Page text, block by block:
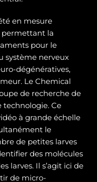
en mesure
permettant la
pour le
système nerveux
dégénératives,
Le Chemical
de recherche de
technologie. Ce
à grande échelle
le
de petites larves
des molécules
larves. Il s’agit ici de
de micro-